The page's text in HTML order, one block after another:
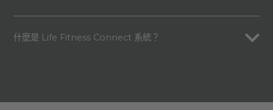
什麼是 Life Fitness Connect 系統？